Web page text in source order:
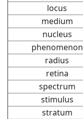
locus
medium
nucleus
phenomenon
radius
retina
spectrum
stimulus
stratum